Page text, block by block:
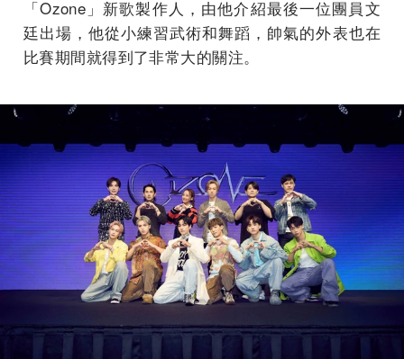
「Ozone」新歌製作人，由他介紹最後一位團員文
廷出場，他從小練習武術和舞蹈，帥氣的外表也在
比賽期間就得到了非常大的關注。